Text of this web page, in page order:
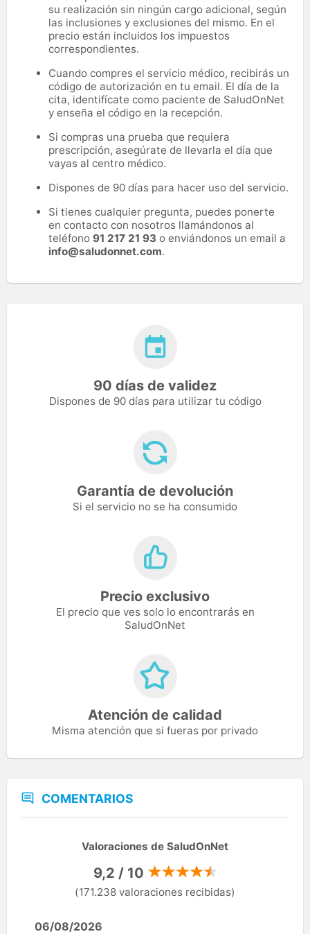
su realización sin ningún cargo adicional, según
las inclusiones y exclusiones del mismo. En el
precio están incluidos los impuestos
correspondientes.
Cuando compres el servicio médico, recibirás un
código de autorización en tu email. El día de la
cita, identifícate como paciente de SaludOnNet
y enseña el código en la recepción.
Si compras una prueba que requiera
prescripción, asegúrate de llevarla el día que
vayas al centro médico.
Dispones de 90 días para hacer uso del servicio.
Si tienes cualquier pregunta, puedes ponerte
en contacto con nosotros llamándonos al
teléfono 91 217 21 93 o enviándonos un email a
info@saludonnet.com.
90 días de validez
Dispones de 90 días para utilizar tu código
Garantía de devolución
Si el servicio no se ha consumido
Precio exclusivo
El precio que ves solo lo encontrarás en
SaludOnNet
Atención de calidad
Misma atención que si fueras por privado
COMENTARIOS
Valoraciones de SaludOnNet
9,2 / 10
(171.238 valoraciones recibidas)
06/08/2026